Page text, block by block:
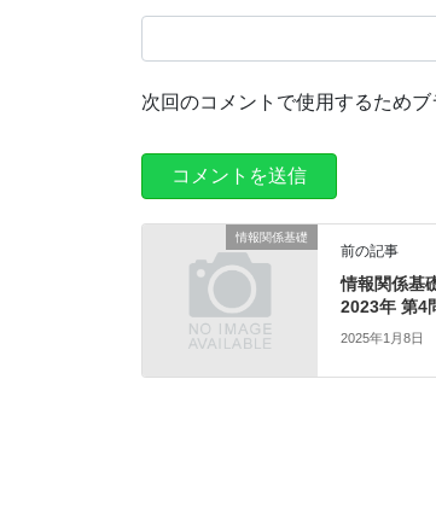
次回のコメントで使用するため
情報関係基礎
前の記事
情報関係基
2023年 第4
2025年1月8日